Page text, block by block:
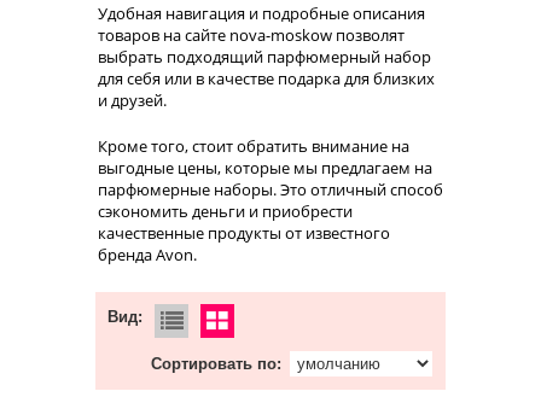
Удобная навигация и подробные описания
товаров на сайте nova-moskow позволят
выбрать подходящий парфюмерный набор
для себя или в качестве подарка для близких
и друзей.
Кроме того, стоит обратить внимание на
выгодные цены, которые мы предлагаем на
парфюмерные наборы. Это отличный способ
сэкономить деньги и приобрести
качественные продукты от известного
бренда Avon.
Вид:
Сортировать по: